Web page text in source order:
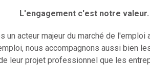
L'engagement c'est notre valeur.
un acteur majeur du marché de l'emploi
nous accompagnons aussi bien
leur projet professionnel que les